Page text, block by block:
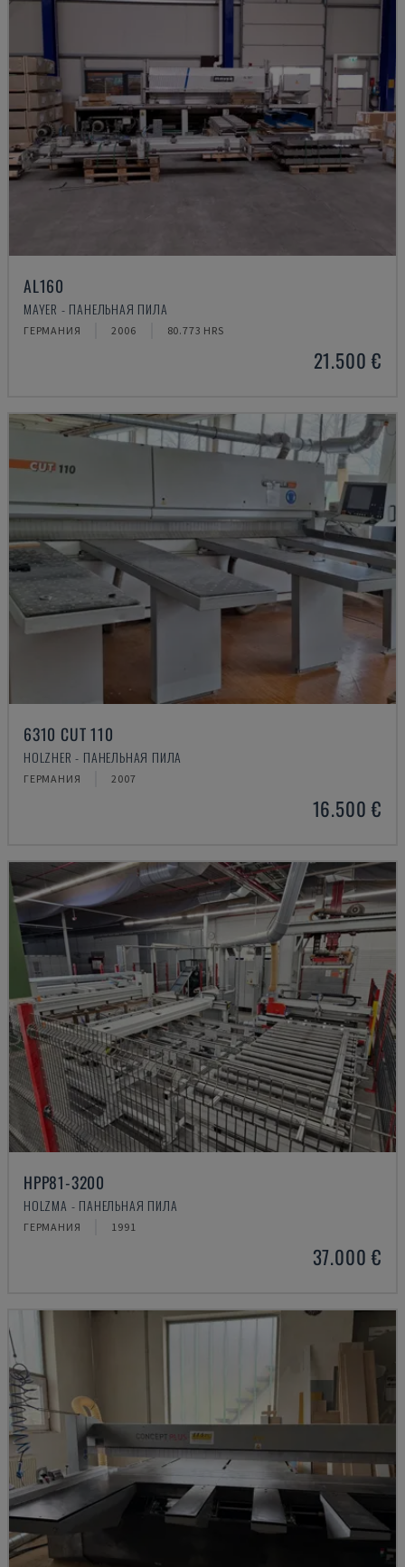
AL160
MAYER - ПАНЕЛЬНАЯ ПИЛА
ГЕРМАНИЯ 2006 80.773 HRS
21.500 €
6310 CUT 110
HOLZHER - ПАНЕЛЬНАЯ ПИЛА
ГЕРМАНИЯ 2007
16.500 €
HPP81-3200
HOLZMA - ПАНЕЛЬНАЯ ПИЛА
ГЕРМАНИЯ 1991
37.000 €